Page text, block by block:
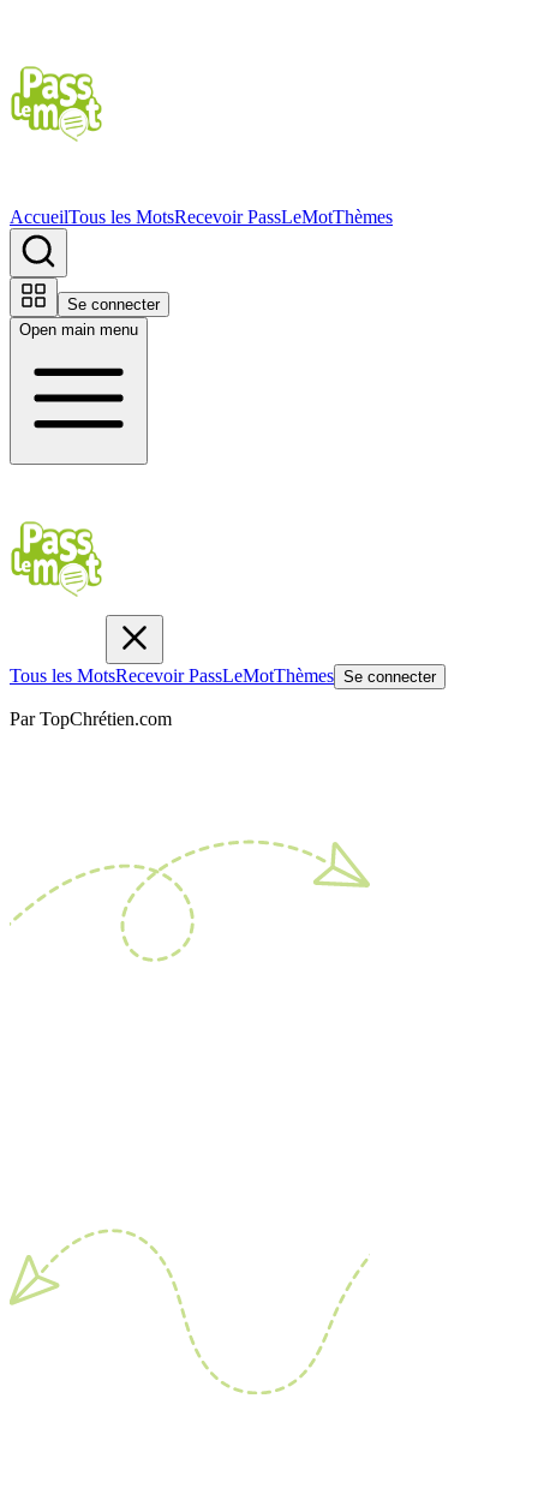
AccueilTous les MotsRecevoir PassLeMotThèmes
Se connecter
Open main menu
Tous les MotsRecevoir PassLeMotThèmes Se connecter
Par TopChrétien.com